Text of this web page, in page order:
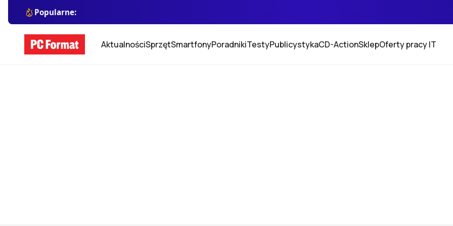
Popularne:
AktualnościSprzętSmartfonyPoradnikiTestyPublicystykaCD-ActionSklepOferty pracy IT